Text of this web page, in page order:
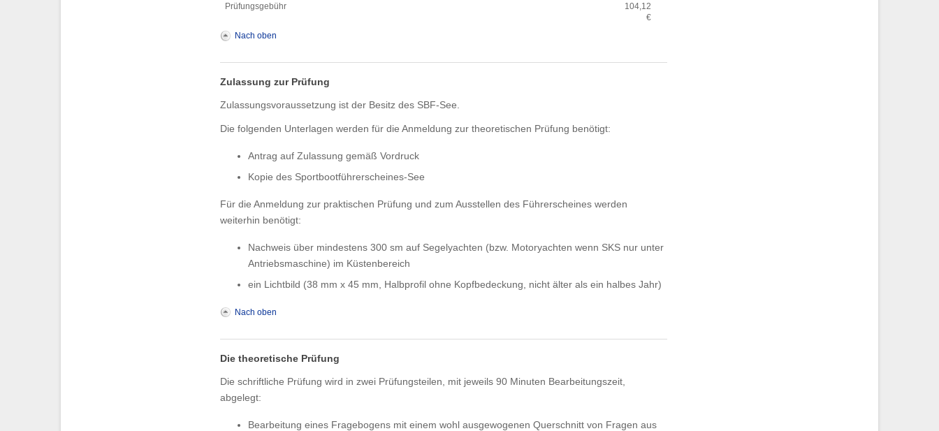
Prüfungsgebühr
104,12
€
Nach oben
Zulassung zur Prüfung
Zulassungsvoraussetzung ist der Besitz des SBF-See.
Die folgenden Unterlagen werden für die Anmeldung zur theoretischen Prüfung benötigt:
Antrag auf Zulassung gemäß Vordruck
Kopie des Sportbootführerscheines-See
Für die Anmeldung zur praktischen Prüfung und zum Ausstellen des Führerscheines werden
weiterhin benötigt:
Nachweis über mindestens 300 sm auf Segelyachten (bzw. Motoryachten wenn SKS nur unter
Antriebsmaschine) im Küstenbereich
ein Lichtbild (38 mm x 45 mm, Halbprofil ohne Kopfbedeckung, nicht älter als ein halbes Jahr)
Nach oben
Die theoretische Prüfung
Die schriftliche Prüfung wird in zwei Prüfungsteilen, mit jeweils 90 Minuten Bearbeitungszeit,
abgelegt:
Bearbeitung eines Fragebogens mit einem wohl ausgewogenen Querschnitt von Fragen aus